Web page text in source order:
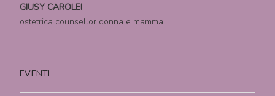
GIUSY CAROLEI
ostetrica counsellor donna e mamma
EVENTI